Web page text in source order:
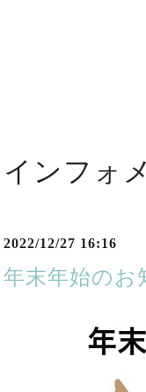
インフォ
2022/12/27 16:16
年末年始のお